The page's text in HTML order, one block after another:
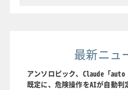
最新ニュ
アンソロピック、Claude「auto
既定に、危険操作をAIが自動判